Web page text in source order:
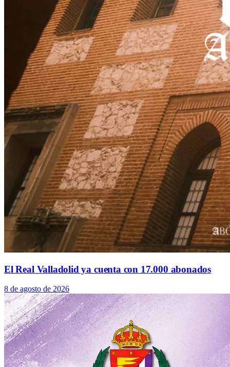
El Real Valladolid ya cuenta con 17.000 abonados
8 de agosto de 2026